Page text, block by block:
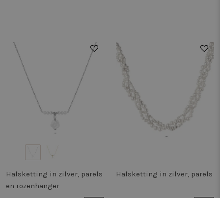
Halsketting in zilver, parels
en rozenhanger
Halsketting in zilver, parels